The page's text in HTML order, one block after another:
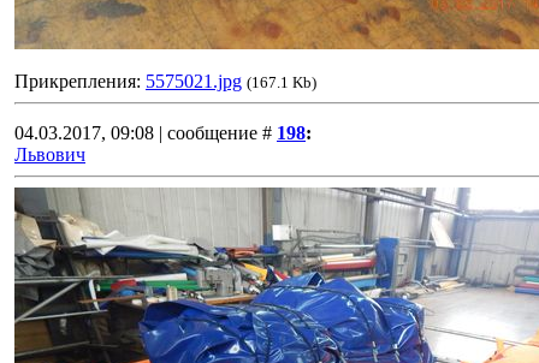
Прикрепления: 5575021.jpg (167.1 Kb)
04.03.2017, 09:08 | сообщение # 198:
Львович